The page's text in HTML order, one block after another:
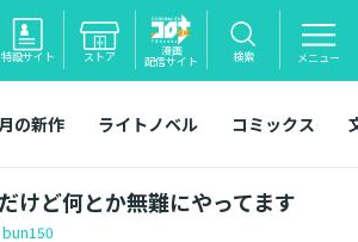
特設サイト ストア 漫画
配信サイト 検索 メニュー
の新作 ライトノベル コミックス
けど何とか無難にやってます
bun150